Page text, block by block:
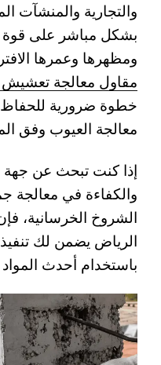
والتجارية والمنشآت
بشكل مباشر على قوة
ومظهرها وعمرها
مقاول معالجة تعشيش
خطوة ضرورية
معالجة العيوب وفق
إذا كنت تبحث عن جهة
والكفاءة في معالجة
الشروخ الخرسانية،
الرياض يضمن لك تنفيذ
باستخدام أحدث المواد